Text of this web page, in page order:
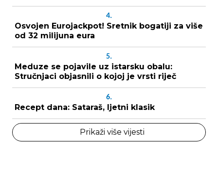
4.
Osvojen Eurojackpot! Sretnik bogatiji za više
od 32 milijuna eura
5.
Meduze se pojavile uz istarsku obalu:
Stručnjaci objasnili o kojoj je vrsti riječ
6.
Recept dana: Sataraš, ljetni klasik
Prikaži više vijesti